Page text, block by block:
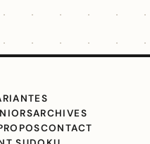
ARCHIVES
CONTACT